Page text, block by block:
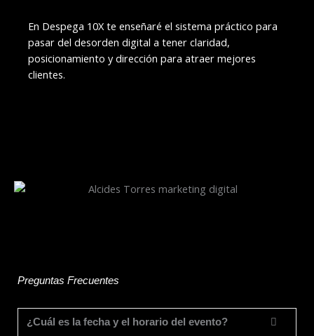
En Despega 10X te enseñaré el sistema práctico para
pasar del desorden digital a tener claridad,
posicionamiento y dirección para atraer mejores
clientes.
Preguntas Frecuentes
¿Cuál es la fecha y el horario del evento?